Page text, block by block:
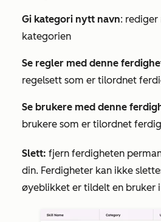
Gi kategori nytt navn: rediger
kategorien
Se regler med denne
regelsett som er tilordnet
Se brukere med denne
brukere som er tilordnet
Slett: fjern ferdigheten
din. Ferdigheter kan ikke
øyeblikket er tildelt en bruker